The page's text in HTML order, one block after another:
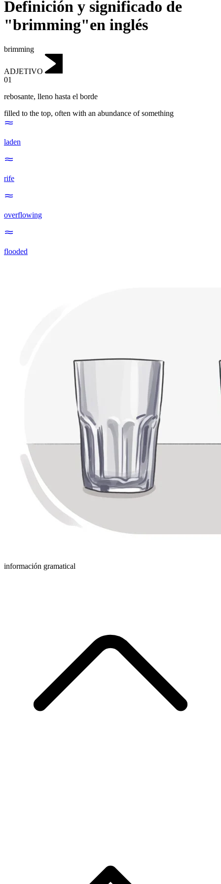
Definición y significado de
"brimming"en inglés
brimming
ADJETIVO
01
rebosante, lleno hasta el borde
filled to the top, often with an abundance of something
laden
rife
overflowing
flooded
información gramatical